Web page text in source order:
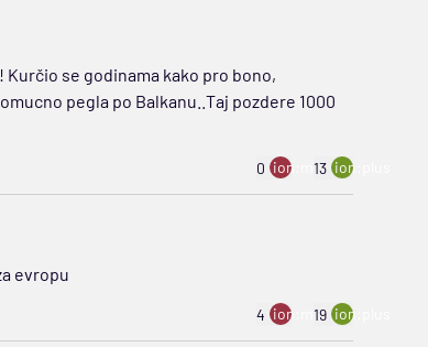
se godinama kako pro bono,
pegla po Balkanu..Taj pozdere 1000
0 ion:minus
13 ion:plus
evropu
4 ion:minus
19 ion:plus